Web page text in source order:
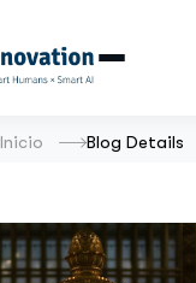
Inicio Blog Details